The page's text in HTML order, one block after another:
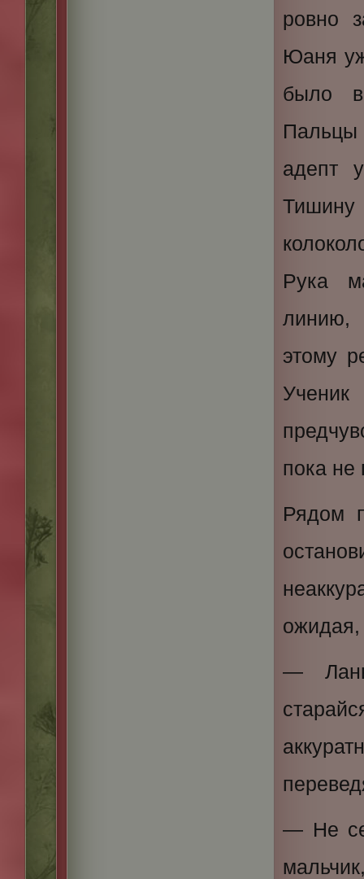
ровно
Юаня
было
Пальцы
адепт
Рука
линию,
этому
пока не
Рядом
ожидая,
—
— Не